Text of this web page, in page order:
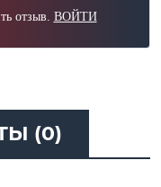
отзыв. ВОЙТИ
(0)